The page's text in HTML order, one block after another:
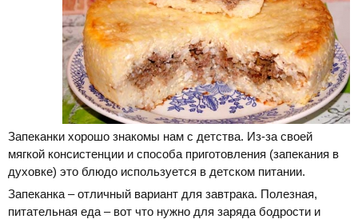
Запеканки хорошо знакомы нам с детства. Из-за своей
мягкой консистенции и способа приготовления (запекания в
духовке) это блюдо используется в детском питании.
Запеканка – отличный вариант для завтрака. Полезная,
питательная еда – вот что нужно для заряда бодрости и